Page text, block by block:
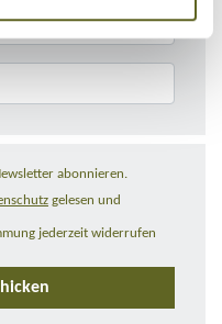
abonnieren.
gelesen und
jederzeit widerrufen